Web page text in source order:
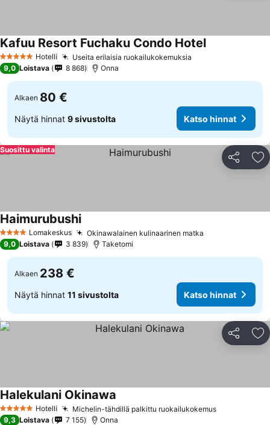
5 Tähtiluokitus
Hotelli Useita erilaisia ruokailukokemuksia
Kafuu Resort Fuchaku Condo HotelKatso hinnat
9,0 Loistava 8 868 Onna
Alkaen 80 €
Näytä hinnat 9 sivustolta Katso hinnat
Jaa
Suosittu valinta
4 TähtiluokitusLomakeskus Okinawalainen kulinaarinen matka
HaimurubushiKatso hinnat
9,0 Loistava 3 839 Taketomi
Alkaen 238 €
Näytä hinnat 11 sivustolta Katso hinnat
Jaa
5 Tähtiluokitus
Hotelli Michelin-tähdillä palkittu ruokailukokemusKatso
Halekulani Okinawa
9,3 Loistava 7 155 Onna